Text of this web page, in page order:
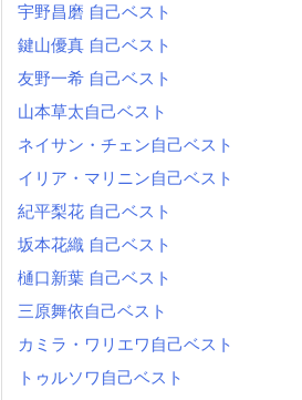
宇野昌磨 自己ベスト
鍵山優真 自己ベスト
友野一希 自己ベスト
山本草太自己ベスト
ネイサン・チェン自己ベスト
イリア・マリニン自己ベスト
紀平梨花 自己ベスト
坂本花織 自己ベスト
樋口新葉 自己ベスト
三原舞依自己ベスト
カミラ・ワリエワ自己ベスト
トゥルソワ自己ベスト